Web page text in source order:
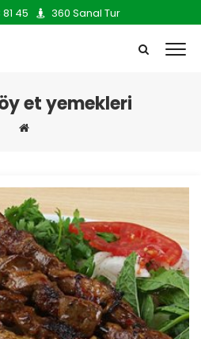
45 360 Sanal Tur
et yemekleri